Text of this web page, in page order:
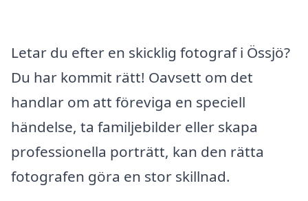
Letar du efter en skicklig fotograf i Össjö?
Du har kommit rätt! Oavsett om det
handlar om att föreviga en speciell
händelse, ta familjebilder eller skapa
professionella porträtt, kan den rätta
fotografen göra en stor skillnad.